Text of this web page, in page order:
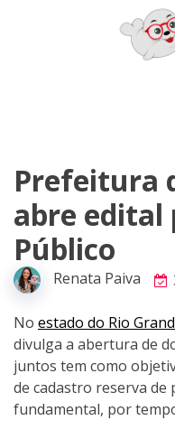
Prefeitura
abre edital
Público
Renata Paiva
No estado do Rio
divulga a abertura de
juntos tem como
de cadastro reserva
fundamental, por